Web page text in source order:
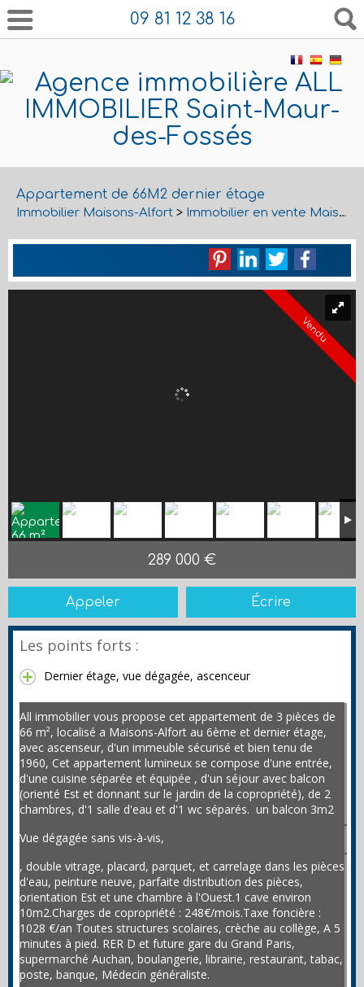
09 81 12 38 16
Appartement de 66M2 dernier étage
Immobilier Maisons-Alfort > Immobilier en vente Maisons-Alfort
Vendu
289 000 €
Appeler Écrire
Les points forts :
Dernier étage, vue dégagée, ascenceur
All immobilier vous propose cet appartement de 3 pièces de
66 m², localisé a Maisons-Alfort au 6ème et dernier étage,
avec ascenseur, d'un immeuble sécurisé et bien tenu de
1960, Cet appartement lumineux se compose d'une entrée,
d'une cuisine séparée et équipée , d'un séjour avec balcon
(orienté Est et donnant sur le jardin de la copropriété), de 2
chambres, d'1 salle d'eau et d'1 wc séparés. un balcon 3m2
Vue dégagée sans vis-à-vis,
, double vitrage, placard, parquet, et carrelage dans les pièces
d'eau, peinture neuve, parfaite distribution des pièces,
orientation Est et une chambre à l'Ouest.1 cave environ
10m2.Charges de copropriété : 248€/mois.Taxe foncière :
1028 €/an Toutes structures scolaires, crèche au collège, A 5
minutes à pied. RER D et future gare du Grand Paris,
supermarché Auchan, boulangerie, librairie, restaurant, tabac,
poste, banque, Médecin généraliste.